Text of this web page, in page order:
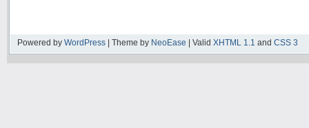
Powered by WordPress | Theme by NeoEase | Valid XHTML 1.1 and CSS 3